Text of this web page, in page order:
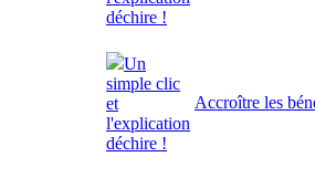
déchire !
Un
simple clic
et
l'explication
déchire !
Accroître les